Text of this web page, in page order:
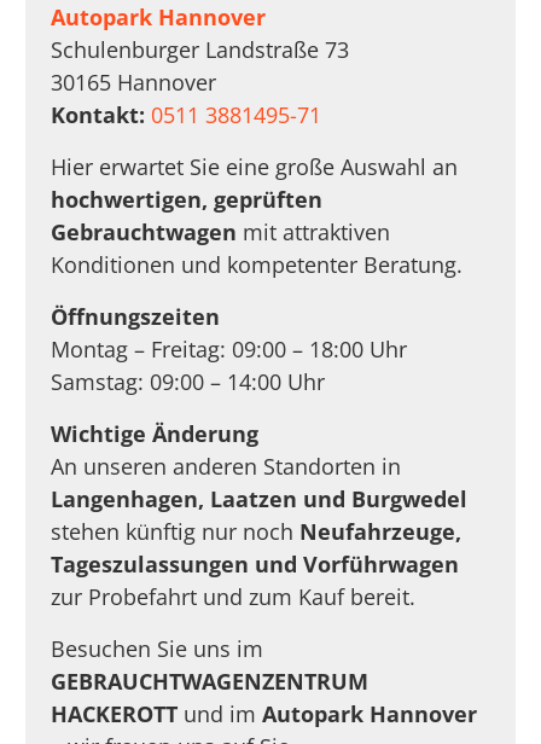
Autopark Hannover
Schulenburger Landstraße 73
30165 Hannover
Kontakt: 0511 3881495-71
Hier erwartet Sie eine große Auswahl an
hochwertigen, geprüften
Gebrauchtwagen mit attraktiven
Konditionen und kompetenter Beratung.
Öffnungszeiten
Montag – Freitag: 09:00 – 18:00 Uhr
Samstag: 09:00 – 14:00 Uhr
Wichtige Änderung
An unseren anderen Standorten in
Langenhagen, Laatzen und Burgwedel
stehen künftig nur noch Neufahrzeuge,
Tageszulassungen und Vorführwagen
zur Probefahrt und zum Kauf bereit.
Besuchen Sie uns im
GEBRAUCHTWAGENZENTRUM
HACKEROTT und imAutopark Hannover